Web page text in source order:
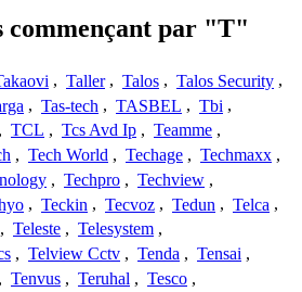
commençant par "T"
, Taller , Talos , Talos Security ,
, Tas-tech , TASBEL , Tbi ,
, TCL , Tcs Avd Ip , Teamme ,
, Tech World , Techage , Techmaxx ,
, Techpro , Techview ,
, Teckin , Tecvoz , Tedun , Telca ,
, Teleste , Telesystem ,
, Telview Cctv , Tenda , Tensai ,
, Tenvus , Teruhal , Tesco ,